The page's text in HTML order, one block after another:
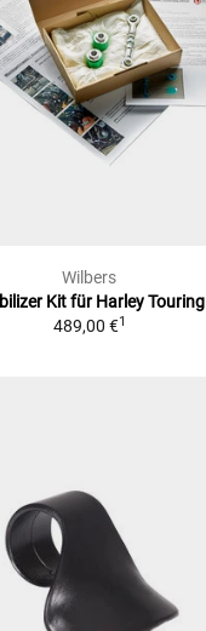
Wilbers
Kit für Harley Touring
489,00 €1